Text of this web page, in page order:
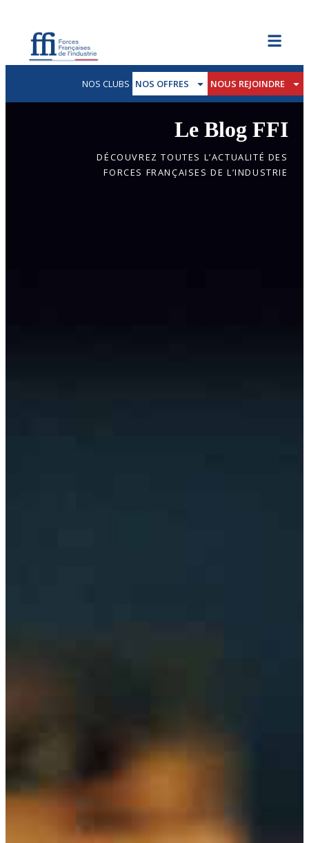
NOS CLUBS NOS OFFRES NOUS REJOINDRE
Le Blog FFI
DÉCOUVREZ TOUTES L’ACTUALITÉ DES
FORCES FRANÇAISES DE L’INDUSTRIE